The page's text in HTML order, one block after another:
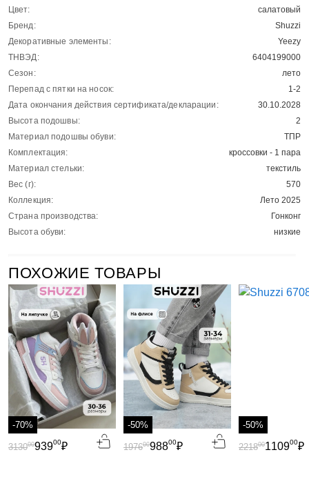
Цвет:
салатовый
Бренд:
Shuzzi
Декоративные элементы:
Yeezy
ТНВЭД:
6404199000
Сезон:
лето
Перепад с пятки на носок:
1-2
Дата окончания действия сертификата/декларации:
30.10.2028
Высота подошвы:
2
Материал подошвы обуви:
ТПР
Комплектация:
кроссовки - 1 пара
Материал стельки:
текстиль
Вес (г):
570
Коллекция:
Лето 2025
Страна производства:
Гонконг
Высота обуви:
низкие
ПОХОЖИЕ ТОВАРЫ
-70%
93900₽
313000
-50%
98800₽
197600
-50%
110900₽
221800